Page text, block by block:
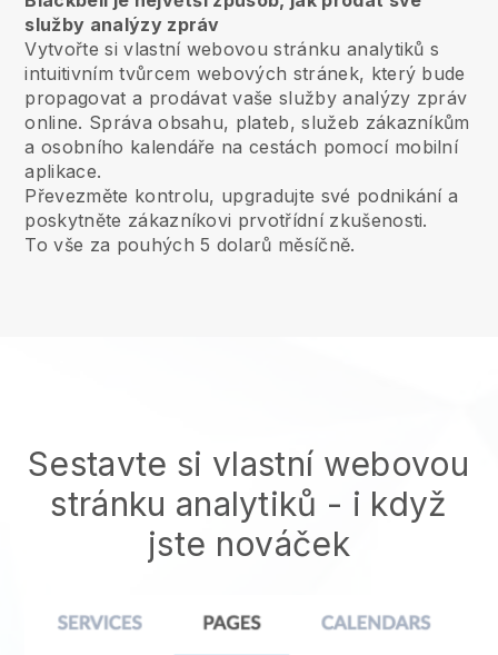
služby analýzy zpráv
Vytvořte si vlastní webovou stránku analytiků s
intuitivním tvůrcem webových stránek, který bude
propagovat a prodávat vaše služby analýzy zpráv
online. Správa obsahu, plateb, služeb zákazníkům
a osobního kalendáře na cestách pomocí mobilní
aplikace.
Převezměte kontrolu, upgradujte své podnikání a
poskytněte zákazníkovi prvotřídní zkušenosti.
To vše za pouhých 5 dolarů měsíčně.
Sestavte si vlastní webovou
stránku analytiků - i když
jste nováček